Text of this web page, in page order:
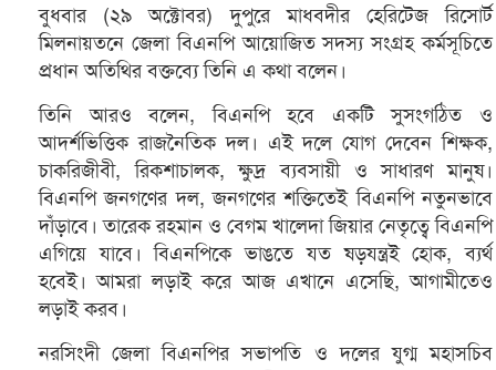
বুধবার (২৯ অক্টোবর) দুপুরে মাধবদীর হেরিটেজ রিসোর্ট
মিলনায়তনে জেলা বিএনপি আয়োজিত সদস্য সংগ্রহ কর্মসূচিতে
প্রধান অতিথির বক্তব্যে তিনি এ কথা বলেন।
তিনি আরও বলেন, বিএনপি হবে একটি সুসংগঠিত ও
আদর্শভিত্তিক রাজনৈতিক দল। এই দলে যোগ দেবেন শিক্ষক,
চাকরিজীবী, রিকশাচালক, ক্ষুদ্র ব্যবসায়ী ও সাধারণ মানুষ।
বিএনপি জনগণের দল, জনগণের শক্তিতেই বিএনপি নতুনভাবে
দাঁড়াবে। তারেক রহমান ও বেগম খালেদা জিয়ার নেতৃত্বে বিএনপি
এগিয়ে যাবে। বিএনপিকে ভাঙতে যত ষড়যন্ত্রই হোক, ব্যর্থ
হবেই। আমরা লড়াই করে আজ এখানে এসেছি, আগামীতেও
লড়াই করব।
নরসিংদী জেলা বিএনপির সভাপতি ও দলের যুগ্ম মহাসচিব